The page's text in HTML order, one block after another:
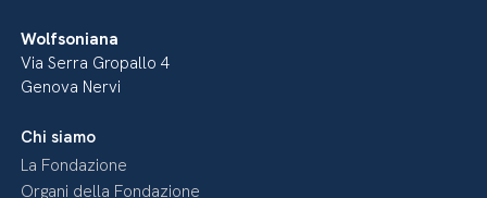
Wolfsoniana
Via Serra Gropallo 4
Genova Nervi
Chi siamo
La Fondazione
Organi della Fondazione